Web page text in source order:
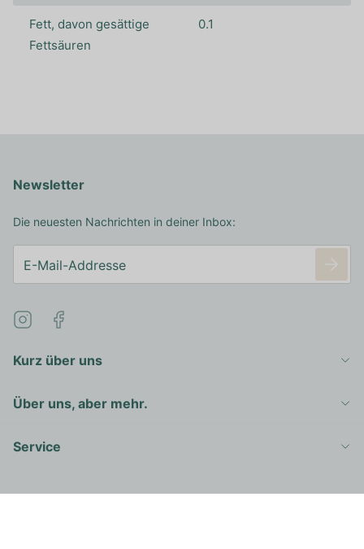
Fett, davon gesättige
Fettsäuren
0.1
Kurz über uns
Über uns, aber mehr.
Service
Newsletter
Die neuesten Nachrichten in deiner Inbox: